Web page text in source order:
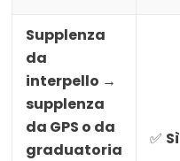
Supplenza
da
interpello →
supplenza
da GPS o da
graduatoria
✅ Sì